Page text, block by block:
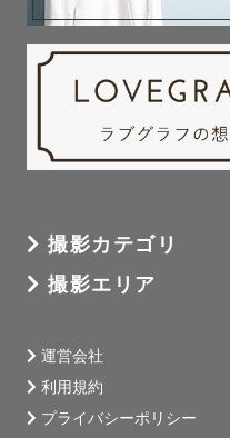
撮影カテゴリ
撮影エリア
運営会社
利用規約
プライバシーポリシー